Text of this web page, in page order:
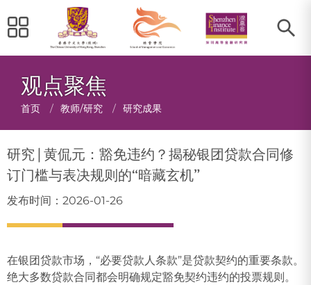
观点聚焦
面
包
屑
首页 / 教师/研究 / 研究成果
研究 | 黄侃元：豁免违约？揭秘银团贷款合同修
订门槛与表决规则的“暗藏玄机”
发布时间：2026-01-26
在银团贷款市场，“必要贷款人条款”是贷款契约的重要条款。
绝大多数贷款合同都会明确规定豁免契约违约的投票规则。